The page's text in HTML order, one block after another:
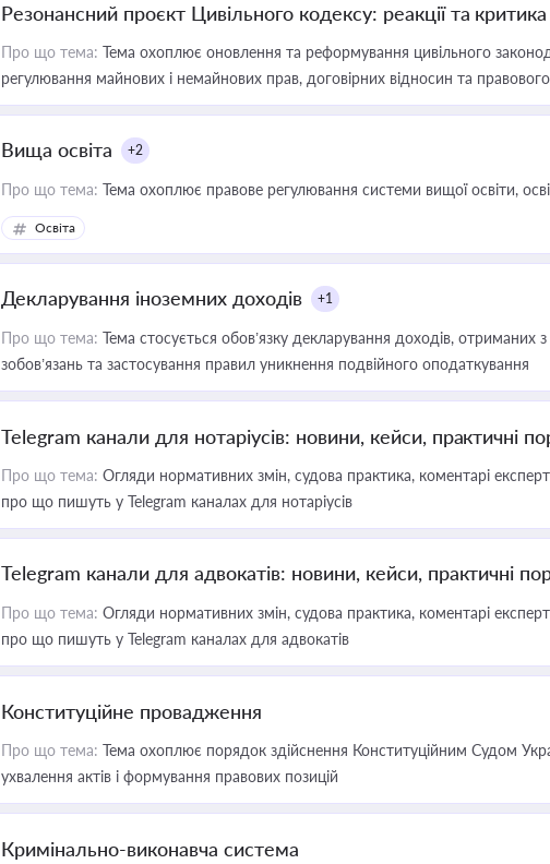
Резонансний проєкт Цивільного кодексу: реакції та критика
Про що тема: Тема охоплює оновлення та реформування цивільного
регулювання майнових і немайнових прав, договірних відносин та
Вища освіта +2
Про що тема: Тема охоплює правове регулювання системи вищої освіти,
Освіта
Декларування іноземних доходів +1
Про що тема: Тема стосується обов’язку декларування доходів,
зобов’язань та застосування правил уникнення подвійного оподаткування
Telegram канали для нотаріусів: новини, кейси, практичні
Про що тема: Огляди нормативних змін, судова практика, коментарі
про що пишуть у Telegram каналах для нотаріусів
Telegram канали для адвокатів: новини, кейси, практичні
Про що тема: Огляди нормативних змін, судова практика, коментарі
про що пишуть у Telegram каналах для адвокатів
Конституційне провадження
Про що тема: Тема охоплює порядок здійснення Конституційним Судом
ухвалення актів і формування правових позицій
Кримінально-виконавча система